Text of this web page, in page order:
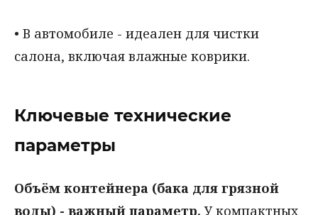
• В автомобиле - идеален для чистки
салона, включая влажные коврики.
Ключевые технические
параметры
Объём контейнера (бака для грязной
воды) - важный параметр. У компактных